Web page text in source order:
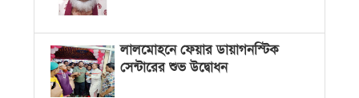
লালমোহনে ফেয়ার ডায়াগনস্টিক
সেন্টারের শুভ উদ্বোধন